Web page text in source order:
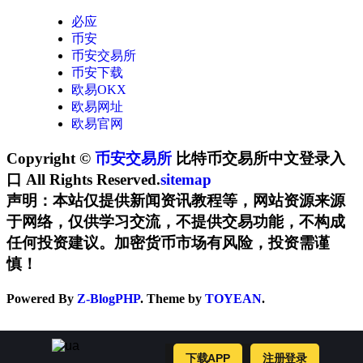
必应
币安
币安交易所
币安下载
欧易OKX
欧易网址
欧易官网
Copyright © 币安交易所 比特币交易所中文登录入
口 All Rights Reserved.sitemap
声明：本站仅提供新闻资讯教程等，网站资源来源
于网络，仅供学习交流，不提供交易功能，不构成
任何投资建议。加密货币市场有风险，投资需谨
慎！
Powered By Z-BlogPHP. Theme by TOYEAN.
下载APP 注册登录